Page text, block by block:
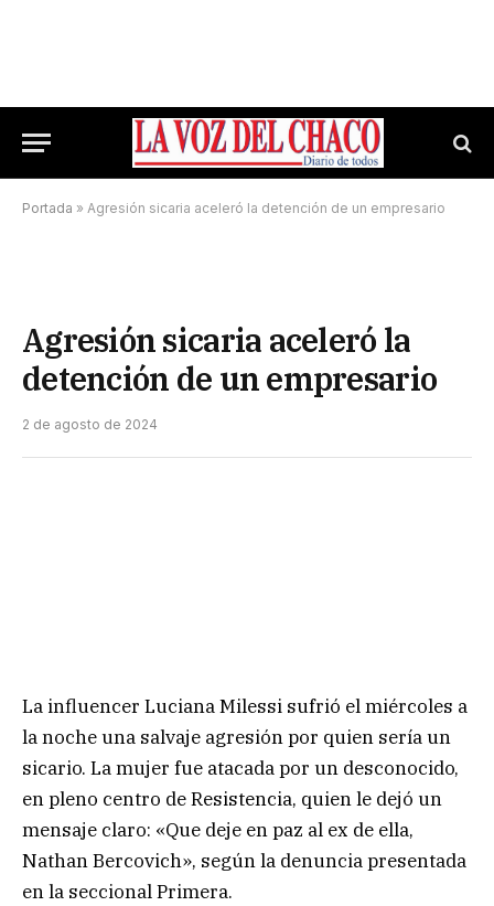
Portada » Agresión sicaria aceleró la detención de un empresario
Agresión sicaria aceleró la
detención de un empresario
2 de agosto de 2024
La influencer Luciana Milessi sufrió el miércoles a
la noche una salvaje agresión por quien sería un
sicario. La mujer fue atacada por un desconocido,
en pleno centro de Resistencia, quien le dejó un
mensaje claro: «Que deje en paz al ex de ella,
Nathan Bercovich», según la denuncia presentada
en la seccional Primera.